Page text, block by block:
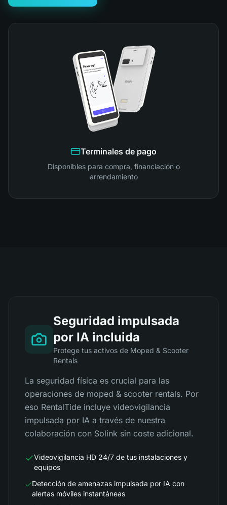
Terminales de pago
Disponibles para compra, financiación o
arrendamiento
Seguridad impulsada
por IA incluida
Protege tus activos de Moped & Scooter
Rentals
La seguridad física es crucial para las
operaciones de moped & scooter rentals. Por
eso RentalTide incluye videovigilancia
impulsada por IA a través de nuestra
colaboración con Solink sin coste adicional.
Videovigilancia HD 24/7 de tus instalaciones y
equipos
Detección de amenazas impulsada por IA con
alertas móviles instantáneas